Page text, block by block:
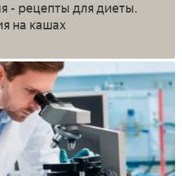
- рецепты для диеты.
на кашах